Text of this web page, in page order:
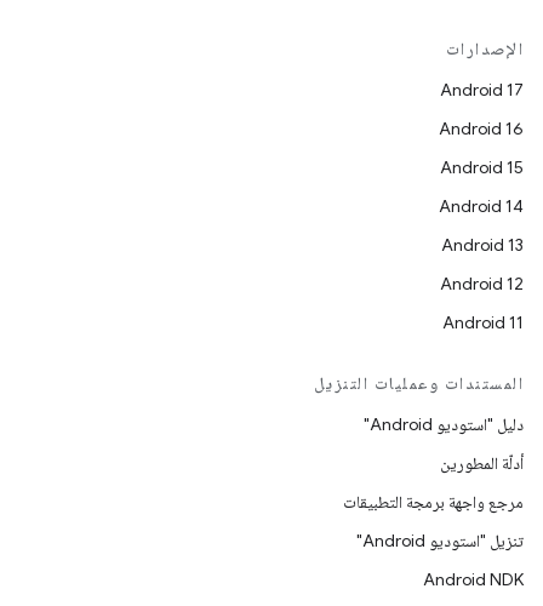
الإصدارات
Android 17
Android 16
Android 15
Android 14
Android 13
Android 12
Android 11
المستندات وعمليات التنزيل
دليل "استوديو Android"
أدلّة المطورين
مرجع واجهة برمجة التطبيقات
تنزيل "استوديو Android"
Android NDK